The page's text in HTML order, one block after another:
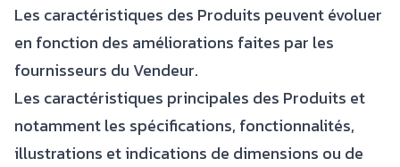
Les caractéristiques des Produits peuvent évoluer
en fonction des améliorations faites par les
fournisseurs du Vendeur.
Les caractéristiques principales des Produits et
notamment les spécifications, fonctionnalités,
illustrations et indications de dimensions ou de